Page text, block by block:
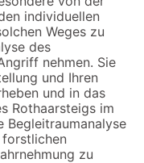
individuellen
Weges zu
des
nehmen. Sie
und Ihren
und in das
Rothaarsteigs im
Begleitraumanalyse
zu